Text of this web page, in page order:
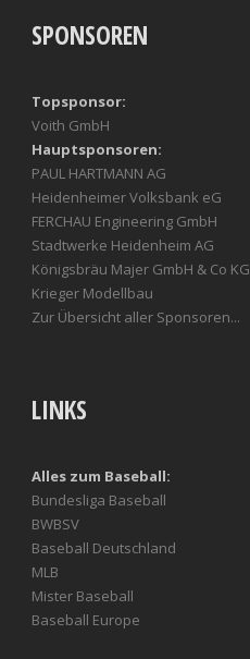
SPONSOREN
Topsponsor:
Voith GmbH
Hauptsponsoren:
PAUL HARTMANN AG
Heidenheimer Volksbank eG
FERCHAU Engineering GmbH
Stadtwerke Heidenheim AG
Königsbräu Majer GmbH & Co KG
Krieger Modellbau
Zur Übersicht aller Sponsoren...
LINKS
Alles zum Baseball:
Bundesliga Baseball
BWBSV
Baseball Deutschland
MLB
Mister Baseball
Baseball Europe